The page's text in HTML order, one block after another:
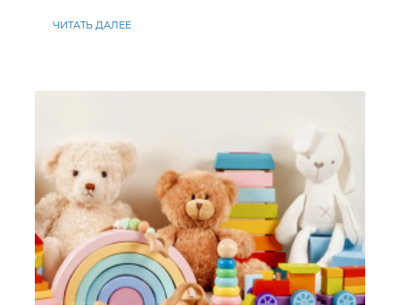
ЧИТАТЬ ДАЛЕЕ